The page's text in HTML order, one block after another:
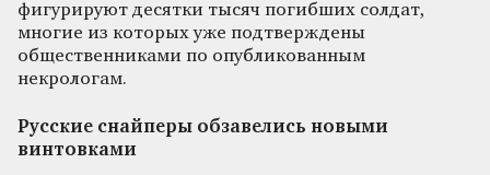
фигурируют десятки тысяч погибших солдат,
многие из которых уже подтверждены
общественниками по опубликованным
некрологам.
Русские снайперы обзавелись новыми
винтовками